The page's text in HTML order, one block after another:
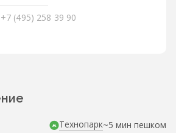
+7 (495) 258 39 90
Технопарк~5 мин пешком